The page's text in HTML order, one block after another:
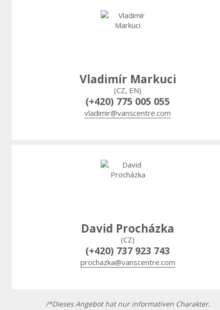
Vladimír Markuci
(CZ, EN)
(+420) 775 005 055
vladimir@vanscentre.com
David Procházka
(CZ)
(+420) 737 923 743
prochazka@vanscentre.com
/*Dieses Angebot hat nur informativen Charakter.